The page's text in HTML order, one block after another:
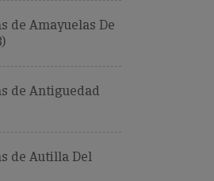
de Amayuelas De
de Antiguedad
de Autilla Del